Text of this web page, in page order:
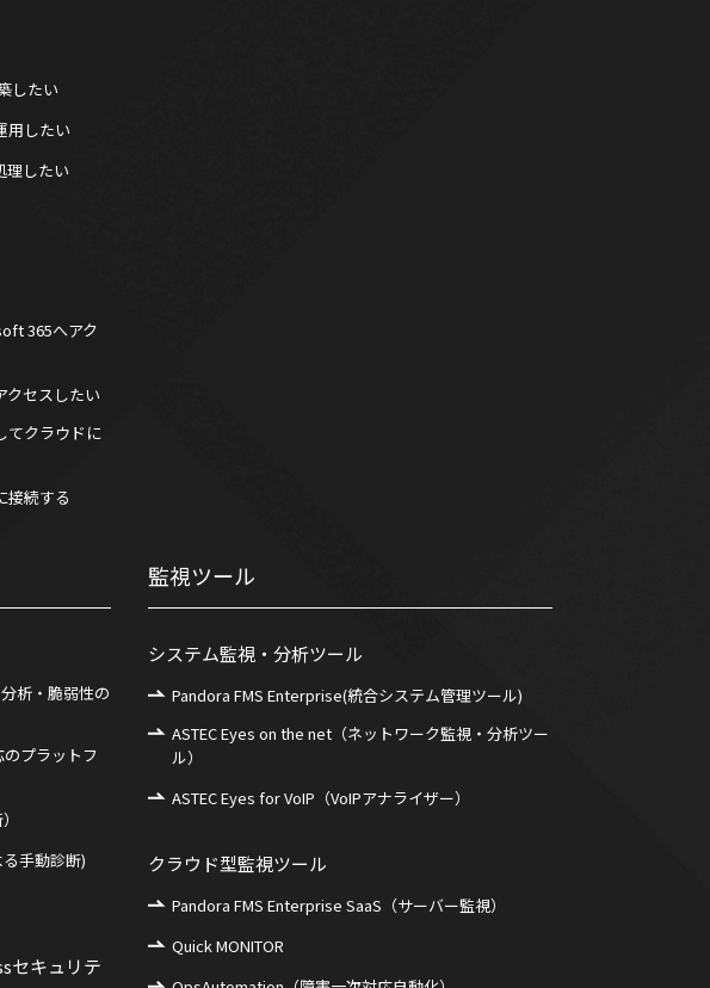
したい
用したい
理したい
365へアク
クセスしたい
てクラウドに
接続する
析・脆弱性の
のプラットフ
手動診断)
セキュリテ
監視ツール
システム監視・分析ツール
Pandora FMS Enterprise(統合システム管理ツール)
ASTEC Eyes on the net（ネットワーク監視・分析ツー
ル）
ASTEC Eyes for VoIP（VoIPアナライザー）
クラウド型監視ツール
Pandora FMS Enterprise SaaS（サーバー監視）
Quick MONITOR